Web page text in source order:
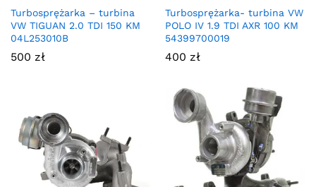
Turbosprężarka – turbina
VW TIGUAN 2.0 TDI 150 KM
04L253010B
500 zł
Turbosprężarka- turbina VW
POLO IV 1.9 TDI AXR 100 KM
54399700019
400 zł